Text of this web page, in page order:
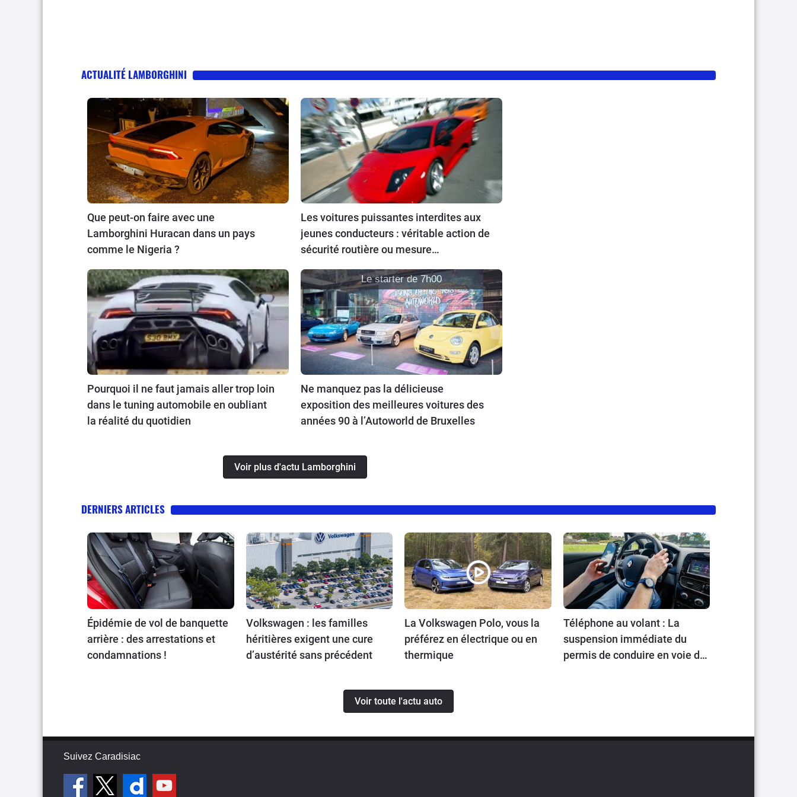
ACTUALITÉ LAMBORGHINI
Que peut-on faire avec une
Lamborghini Huracan dans un pays
comme le Nigeria ?
Les voitures puissantes interdites aux
jeunes conducteurs : véritable action de
sécurité routière ou mesure
Pourquoi il ne faut jamais aller trop loin
dans le tuning automobile en oubliant
la réalité du quotidien
Le starter de 7h00
Ne manquez pas la délicieuse
exposition des meilleures voitures des
années 90 à l’Autoworld de Bruxelles
Voir plus d'actu Lamborghini
DERNIERS ARTICLES
Épidémie de vol de banquette
arrière : des arrestations et
condamnations !
Volkswagen : les familles
héritières exigent une cure
d’austérité sans précédent
La Volkswagen Polo, vous la
préférez en électrique ou en
thermique
Téléphone au volant : La
suspension immédiate du
permis de conduire en voie de
Voir toute l'actu auto
Suivez Caradisiac